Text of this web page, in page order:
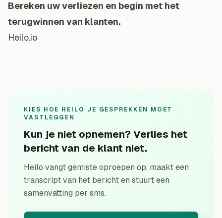
Bereken uw verliezen en begin met het
terugwinnen van klanten.
Heilo.io
KIES HOE HEILO JE GESPREKKEN MOET
VASTLEGGEN
Kun je niet opnemen? Verlies het
bericht van de klant niet.
Heilo vangt gemiste oproepen op, maakt een
transcript van het bericht en stuurt een
samenvatting per sms.